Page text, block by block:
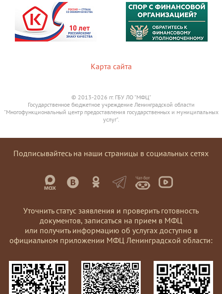
Карта сайта
© 2013-2026 гг. ГБУ ЛО "МФЦ"
Государственное бюджетное учреждение Ленинградской области
"Многофункциональный центр предоставления государственных и муниципальных
услуг".
Подписывайтесь на наши страницы в социальных сетях
Уточнить статус заявления и проверить готовность
документов, записаться на прием в МФЦ
или получить информацию об услугах доступно в
официальном приложении МФЦ Ленинградской области: